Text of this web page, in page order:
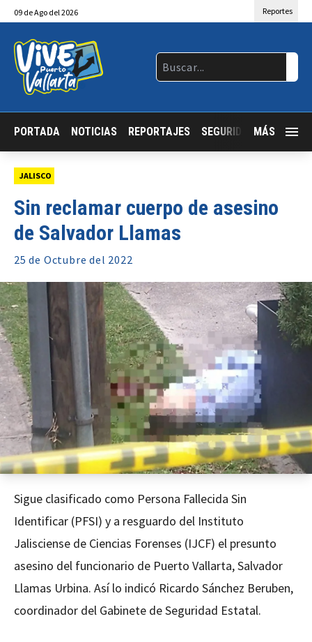
09 deAgo del 2026 Reportes
PORTADA NOTICIAS REPORTAJES SEGURIDAD JALISCO
MÁS
JALISCO
Sin reclamar cuerpo de asesino
de Salvador Llamas
25 de Octubre del 2022
Sigue clasificado como Persona Fallecida Sin
Identificar (PFSI) y a resguardo del Instituto
Jalisciense de Ciencias Forenses (IJCF) el presunto
asesino del funcionario de Puerto Vallarta, Salvador
Llamas Urbina. Así lo indicó Ricardo Sánchez Beruben,
coordinador del Gabinete de Seguridad Estatal.